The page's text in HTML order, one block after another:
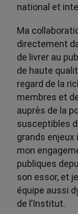
national et
Ma
directement
de livrer au
de haute
regard de la
membres et
auprès de la
susceptibles
grands enjeux
mon
publiques
son essor, et
équipe aussi
de l’Institut.